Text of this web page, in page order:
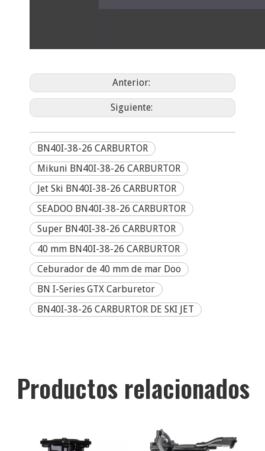
Anterior:
Siguiente:
BN40I-38-26 CARBURTOR
Mikuni BN40I-38-26 CARBURTOR
Jet Ski BN40I-38-26 CARBURTOR
SEADOO BN40I-38-26 CARBURTOR
Super BN40I-38-26 CARBURTOR
40 mm BN40I-38-26 CARBURTOR
Ceburador de 40 mm de mar Doo
BN I-Series GTX Carburetor
BN40I-38-26 CARBURTOR DE SKI JET
Productos relacionados